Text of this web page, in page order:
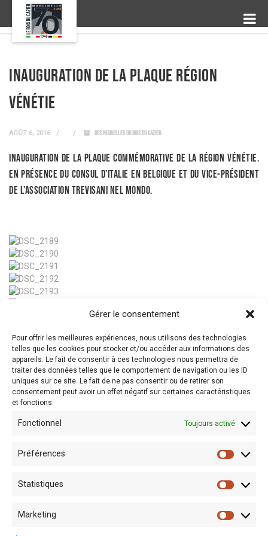
Gérer le consentement
Pour offrir les meilleures expériences, nous utilisons des technologies
telles que les cookies pour stocker et/ou accéder aux informations des
appareils. Le fait de consentir à ces technologies nous permettra de
traiter des données telles que le comportement de navigation ou les ID
uniques sur ce site. Le fait de ne pas consentir ou de retirer son
consentement peut avoir un effet négatif sur certaines caractéristiques
et fonctions.
Fonctionnel Toujours activé
Préférences
Statistiques
Marketing
Inauguration de la plaque Région
Vénétie
AOÛT 6, 2016 DES NOUVELLES DU BOIS DU CAZIER
Inauguration de la plaque commémorative de la Région Vénétie.
En présence du Consul d’Italie en Belgique et du Vice-Président
de l’Association Trevisani nel Mondo.
← Prev Post Next Post →